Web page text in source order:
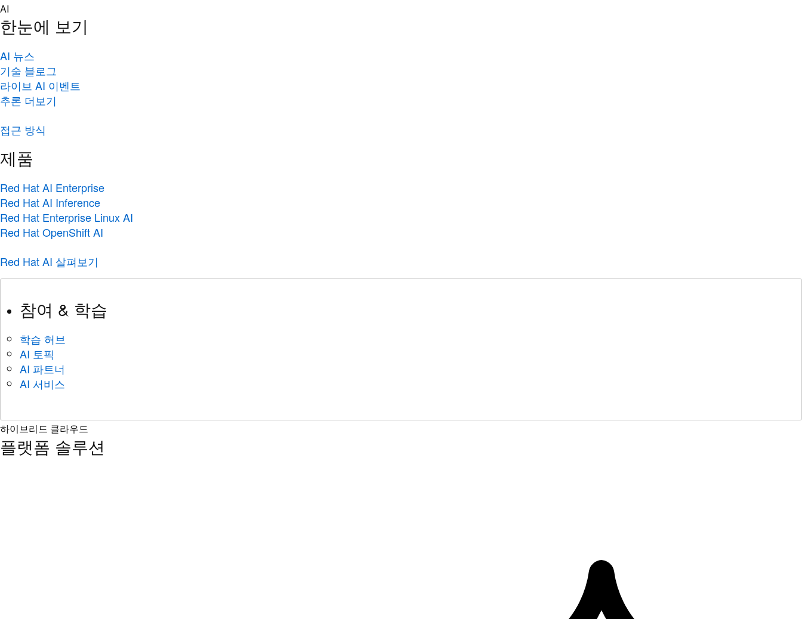
Skip
to
content
AI
한눈에 보기
AI 뉴스
기술 블로그
라이브 AI 이벤트
추론 더보기
접근 방식
제품
Red Hat AI Enterprise
Red Hat AI Inference
Red Hat Enterprise Linux AI
Red Hat OpenShift AI
Red Hat AI 살펴보기
참여 & 학습
학습 허브
AI 토픽
AI 파트너
AI 서비스
하이브리드 클라우드
플랫폼 솔루션